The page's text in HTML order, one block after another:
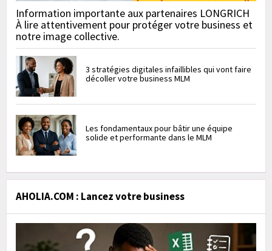
Information importante aux partenaires LONGRICH
À lire attentivement pour protéger votre business et
notre image collective.
3 stratégies digitales infaillibles qui vont faire
décoller votre business MLM
Les fondamentaux pour bâtir une équipe
solide et performante dans le MLM
AHOLIA.COM : Lancez votre business